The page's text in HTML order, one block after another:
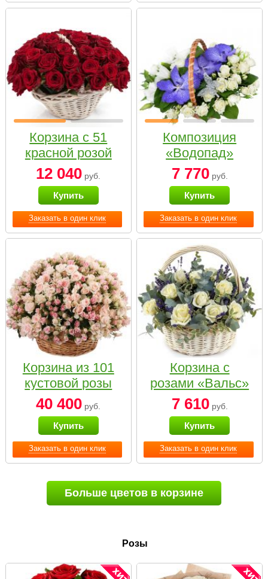
Заказать в один клик
Корзина с 51
красной розой
12 040 руб.
Купить
Заказать в один клик
Композиция
«Водопад»
7 770руб.
Купить
Заказать в один клик
Корзина из 101
кустовой розы
нежных тонов
40 400 руб.
Купить
Заказать в один клик
Корзина с
розами «Вальс»
7 610руб.
Купить
Больше цветов в корзине
Розы